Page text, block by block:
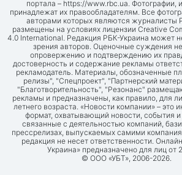
портала – https://www.rbc.ua. Фотографии,
принадлежат их правообладателям. Все
авторами которых являются журналисты
размещены на условиях лицензии Creative
4.0 International. Редакция РБК-Украина может
зрения авторов. Оценочные суждения
опровержению и подтверждению их
достоверность и содержание рекламы
рекламодатель. Материалы, обозначенные
релизы", "Спецпроект", "Партнерский
"Благотворительность", "Резонанс"
рекламы и предназначены, как правило, для
летнего возраста. «Новости компании» – это
формат, охватывающий новости, события
связанные с деятельностью компаний,
прессрелизах, выпускаемых самими
редакция не несет ответственности.
Украина» предназначено для лиц от
© ООО «УБТ», 2006-2026.